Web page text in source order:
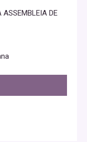
ASSEMBLEIA DE